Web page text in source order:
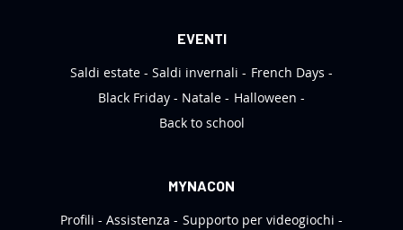
EVENTI
Saldi estate
Saldi invernali
French Days
Black Friday
Natale
Halloween
Back to school
MYNACON
Profili
Assistenza
Supporto per videogiochi